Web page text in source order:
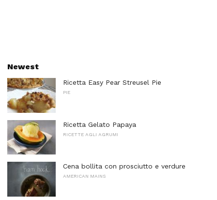
Newest
Ricetta Easy Pear Streusel Pie
PIE
Ricetta Gelato Papaya
RICETTE AGLI AGRUMI
Cena bollita con prosciutto e verdure
AMERICAN MAINS